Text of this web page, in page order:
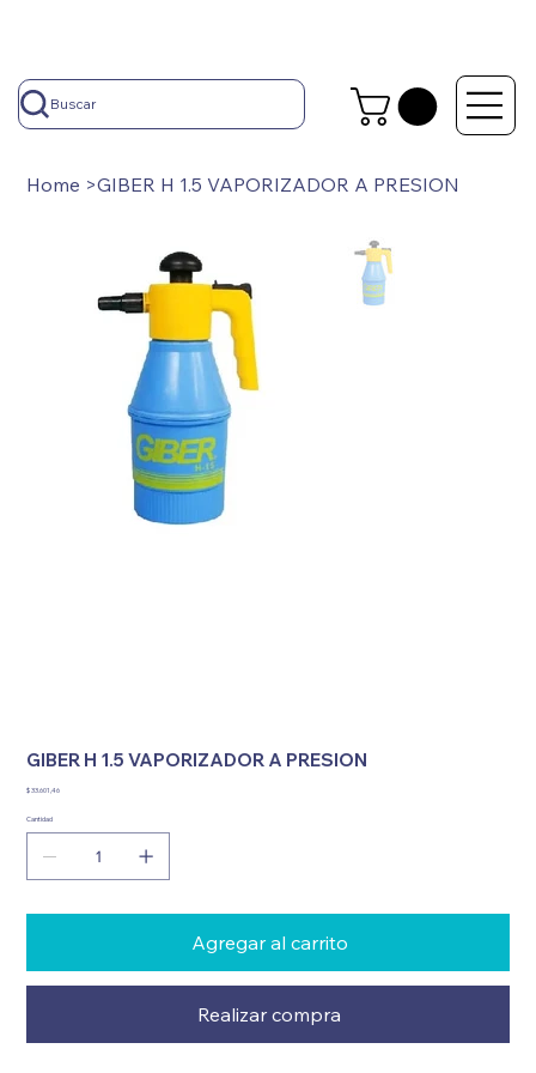
Buscar
Home >GIBER H 1.5 VAPORIZADOR A PRESION
GIBER H 1.5 VAPORIZADOR A PRESION
Precio
$ 33.601,46
Cantidad
Agregar al carrito
Realizar compra